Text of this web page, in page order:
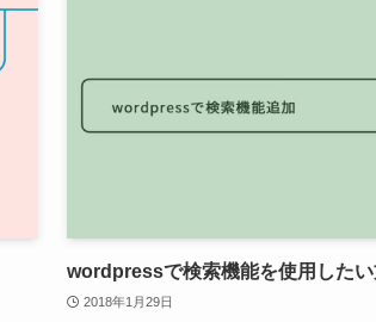
wordpressで検索機能を使用した
2018年1月29日